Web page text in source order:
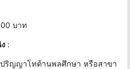
บาท
:
ปริญญาโทด้านพลศึกษา หรือสาขา